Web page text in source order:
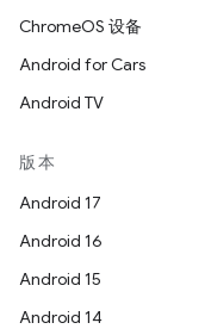
ChromeOS 设备
Android for Cars
Android TV
版本
Android 17
Android 16
Android 15
Android 14